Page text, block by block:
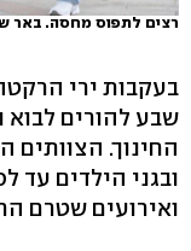
רצים לתפוס מחסה. באר
בעקבות ירי
שבע להורים לבוא
החינוך. הצוותים
ובגני הילדים עד
ואירועים שטרם